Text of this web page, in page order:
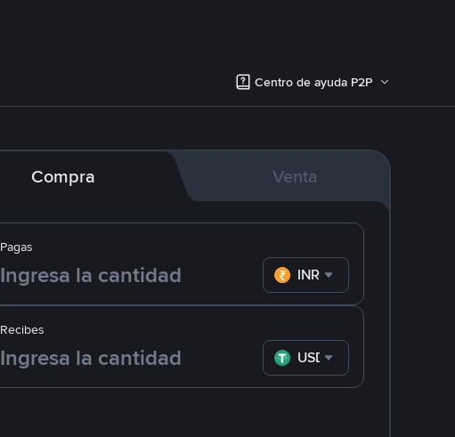
Centro de ayuda P2P
Compra Venta
Pagas
INR
Recibes
USDT